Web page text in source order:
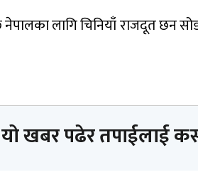
लागि चिनियाँ राजदूत छन
यो खबर पढेर तपाईलाई